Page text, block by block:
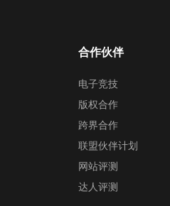
合作伙伴
电子竞技
版权合作
跨界合作
联盟伙伴计划
网站评测
达人评测